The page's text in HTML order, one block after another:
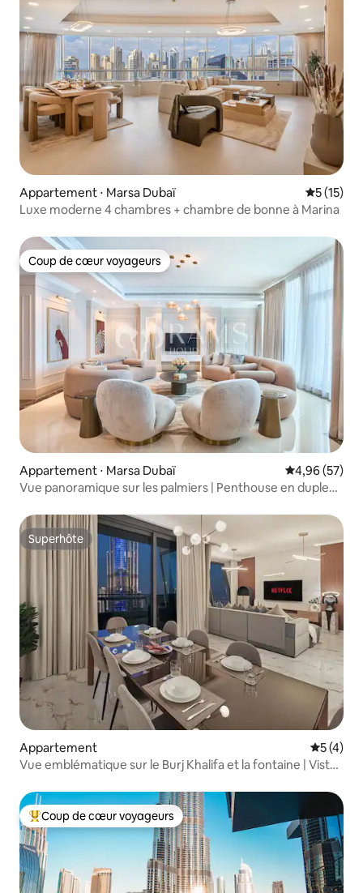
Appartement ⋅ Marsa Dubaï
5 (15)
Luxe moderne 4 chambres + chambre de bonne à Marina
Coup de cœur voyageurs
Coup de cœur voyageurs
Appartement ⋅ Marsa Dubaï Évaluation
4,96 (57)
Vue panoramique sur les palmiers | Penthouse en duplex |
Superhôte
Superhôte
Appartement
5 (4)
Vue emblématique sur le Burj Khalifa et la fontaine | Vista
Coups de cœur voyageurs les plus appréciés
Coup de cœur voyageurs